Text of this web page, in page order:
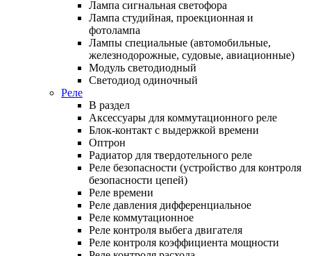
Лампа сигнальная светофора
Лампа студийная, проекционная и
фотолампа
Лампы специальные (автомобильные,
железнодорожные, судовые, авиационные)
Модуль светодиодный
Светодиод одиночный
Реле
В раздел
Аксессуары для коммутационного реле
Блок-контакт с выдержкой времени
Оптрон
Радиатор для твердотельного реле
Реле безопасности (устройство для контроля
безопасности цепей)
Реле времени
Реле давления дифференциальное
Реле коммутационное
Реле контроля выбега двигателя
Реле контроля коэффициента мощности